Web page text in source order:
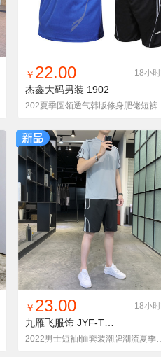
找同款 加入铺货单 收藏
￥ 22.00 18小
杰鑫大码男装 1902
202夏季圆领
找同款 加入铺货单 收藏
￥ 23.00 18小
九雁飞服饰 JYF-TZ750
2022男士短袖t恤套装